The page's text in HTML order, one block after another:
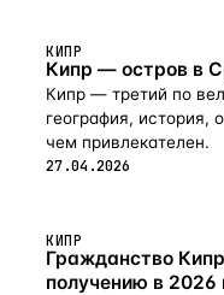
Функциональное и
внутреннего
интерьера и обои •
Современный
Солнечные батареи
класс
КИПР
Кипр — остров в
Кипр — третий по
география, история,
чем привлекателен.
27.04.2026
КИПР
Гражданство
получению в 2026